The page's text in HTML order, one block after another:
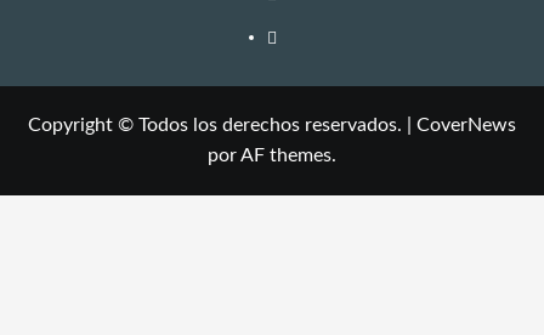
Copyright © Todos los derechos reservados.
CoverNews
por AF themes.